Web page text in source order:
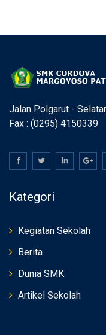
Jalan Polgarut -
Fax : (0295) 4150339
Kategori
Kegiatan Sekolah
Berita
Dunia SMK
Artikel Sekolah